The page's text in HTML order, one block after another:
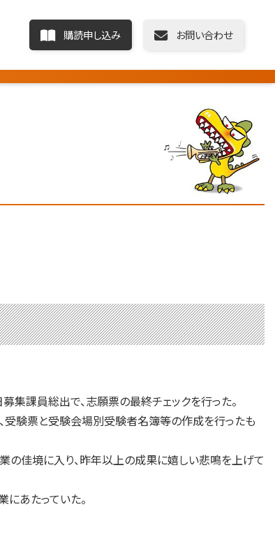
購読申し込み お問い合わせ
集課員総出で、志願票の最終チェックを行った。
受験票と受験会場別受験者名簿等の作成を行ったも
の佳境に入り、昨年以上の成果に嬉しい悲鳴を上げて
あたっていた。